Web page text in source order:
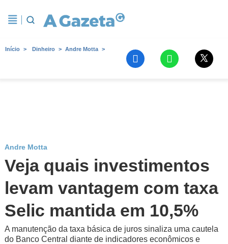
Início Dinheiro Andre Motta
Andre Motta
Veja quais investimentos
levam vantagem com taxa
Selic mantida em 10,5%
A manutenção da taxa básica de juros sinaliza uma cautela
do Banco Central diante de indicadores econômicos e